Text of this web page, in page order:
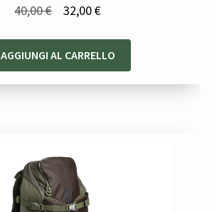
40,00€
originale
era:
32,00€Il
attuale
è:
AGGIUNGI AL CARRELLO